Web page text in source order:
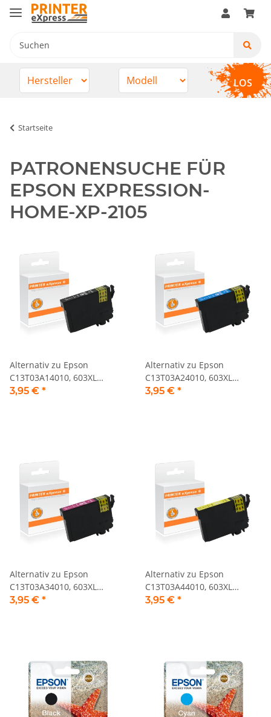
LOS
Startseite
PATRONENSUCHE FÜR
EPSON EXPRESSION-
HOME-XP-2105
Alternativ zu Epson
C13T03A14010, 603XL
Tintenpatrone schwarz
3,95 € *
Alternativ zu Epson
C13T03A24010, 603XL
Tintenpatrone cyan
3,95 € *
Alternativ zu Epson
C13T03A34010, 603XL
Tintenpatrone magenta
3,95 € *
Alternativ zu Epson
C13T03A44010, 603XL
Tintenpatrone gelb
3,95 € *